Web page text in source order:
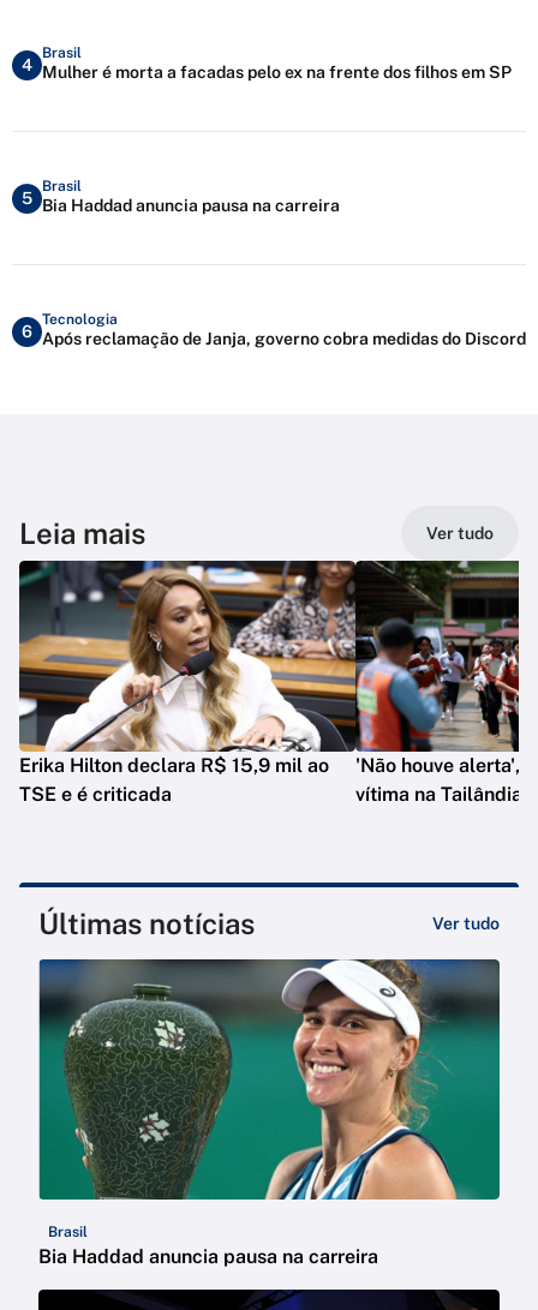
4
Brasil
Mulher é morta a facadas pelo ex na frente dos filhos em SP
5
Brasil
Bia Haddad anuncia pausa na carreira
6
Tecnologia
Após reclamação de Janja, governo cobra medidas do Discord
Leia mais Ver tudo
Erika Hilton declara R$ 15,9 mil ao
TSE e é criticada
'Não houve alerta',
vítima na Tailândia
Últimas notícias Ver tudo
Brasil
Bia Haddad anuncia pausa na carreira